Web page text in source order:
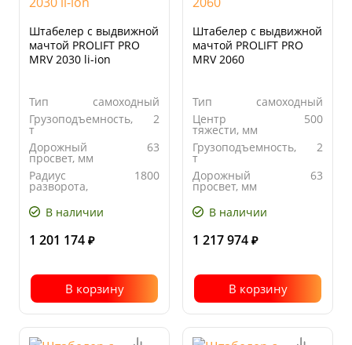
Штабелер с выдвижной
мачтой PROLIFT PRO
MRV 2030 li-ion
Тип
самоходный
Грузоподъемность,
т
2
Дорожный
просвет, мм
63
Радиус
разворота,
мм
1800
В наличии
1 201 174 ₽
В корзину
Штабелер с выдвижной
мачтой PROLIFT PRO
MRV 2060
Тип
самоходный
Центр
тяжести, мм
500
Грузоподъемность,
т
2
Дорожный
просвет, мм
63
В наличии
1 217 974 ₽
В корзину